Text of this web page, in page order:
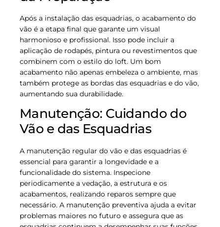
Após a instalação das esquadrias, o acabamento do
vão é a etapa final que garante um visual
harmonioso e profissional. Isso pode incluir a
aplicação de rodapés, pintura ou revestimentos que
combinem com o estilo do loft. Um bom
acabamento não apenas embeleza o ambiente, mas
também protege as bordas das esquadrias e do vão,
aumentando sua durabilidade.
Manutenção: Cuidando do
Vão e das Esquadrias
A manutenção regular do vão e das esquadrias é
essencial para garantir a longevidade e a
funcionalidade do sistema. Inspecione
periodicamente a vedação, a estrutura e os
acabamentos, realizando reparos sempre que
necessário. A manutenção preventiva ajuda a evitar
problemas maiores no futuro e assegura que as